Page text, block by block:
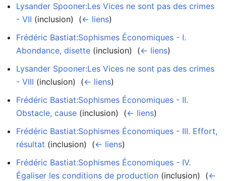
Lysander Spooner:Les Vices ne sont pas des crimes
- VII (inclusion) ‎ (← liens)
Frédéric Bastiat:Sophismes Économiques - I.
Abondance, disette (inclusion) ‎ (← liens)
Lysander Spooner:Les Vices ne sont pas des crimes
- VIII (inclusion) ‎ (← liens)
Frédéric Bastiat:Sophismes Économiques - II.
Obstacle, cause (inclusion) ‎ (← liens)
Frédéric Bastiat:Sophismes Économiques - III. Effort,
résultat (inclusion) ‎ (← liens)
Frédéric Bastiat:Sophismes Économiques - IV.
Égaliser les conditions de production (inclusion) ‎ (←